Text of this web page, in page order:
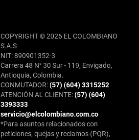
COPYRIGHT © 2026 EL COLOMBIANO
S.A.S
NIT: 890901352-3
Carrera 48 N° 30 Sur - 119, Envigado,
Antioquia, Colombia.
CONMUTADOR:(57) (604) 3315252
ATENCIÓN AL CLIENTE:(57) (604)
3393333
servicio@elcolombiano.com.co
*Para asuntos relacionados con
peticiones, quejas y reclamos (PQR),